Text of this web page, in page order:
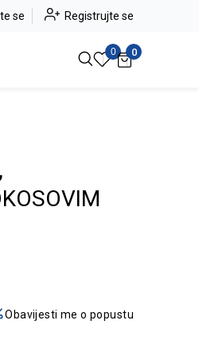
u ponudi - Jadea Pogledaj više
se Registrujte se
0 0
Obavijesti me o popustu